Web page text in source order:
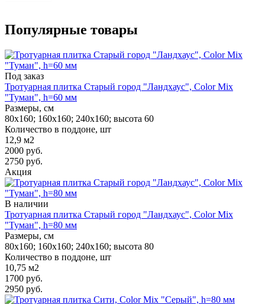
Популярные товары
Под заказ
Тротуарная плитка Старый город "Ландхаус", Color Mix
"Туман", h=60 мм
Размеры, см
80х160; 160х160; 240х160; высота 60
Количество в поддоне, шт
12,9 м2
2000 руб.
2750 руб.
Акция
В наличии
Тротуарная плитка Старый город "Ландхаус", Color Mix
"Туман", h=80 мм
Размеры, см
80х160; 160х160; 240х160; высота 80
Количество в поддоне, шт
10,75 м2
1700 руб.
2950 руб.